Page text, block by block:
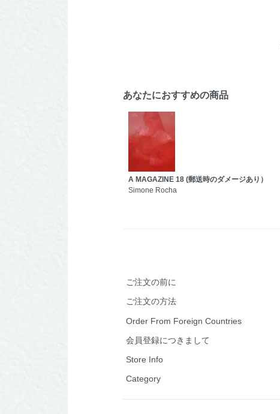
あなたにおすすめの商品
A MAGAZINE 18 (郵送時のダメージあり）
Simone Rocha
ご注文の前に
ご注文の方法
Order From Foreign Countries
会員登録につきまして
Store Info
Category